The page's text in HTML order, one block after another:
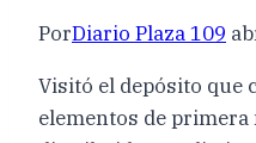
PorDiario Plaza 109
Visitó el depósito que
elementos de primera